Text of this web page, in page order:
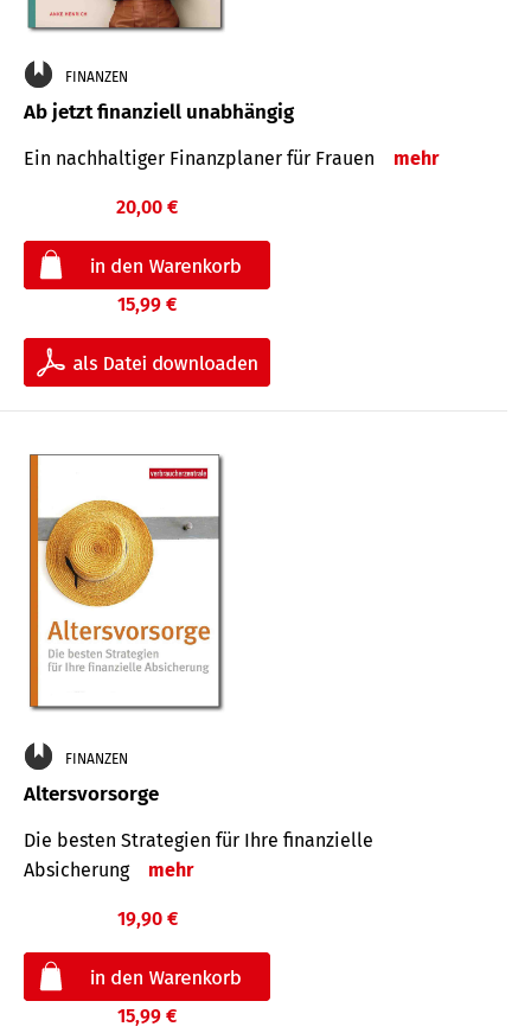
FINANZEN
Ab jetzt finanziell unabhängig
Ein nachhaltiger Finanzplaner für Frauen mehr
20,00 €
15,99 €
FINANZEN
Altersvorsorge
Die besten Strategien für Ihre finanzielle
Absicherung
mehr
19,90 €
15,99 €